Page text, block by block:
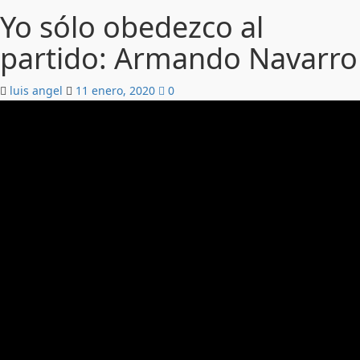
Yo sólo obedezco al
partido: Armando Navarro
luis angel 11 enero, 2020 0